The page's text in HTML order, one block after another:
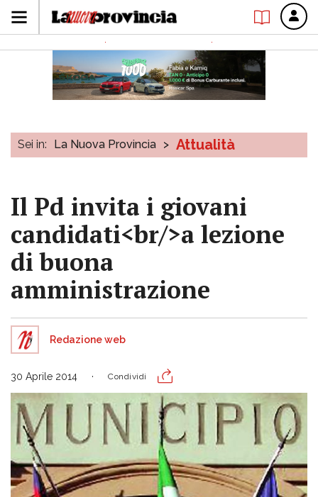
Sei in: La Nuova Provincia > Attualità
Il Pd invita i giovani
candidati<br/>a lezione
di buona
amministrazione
Redazione web
30 Aprile 2014 Condividi